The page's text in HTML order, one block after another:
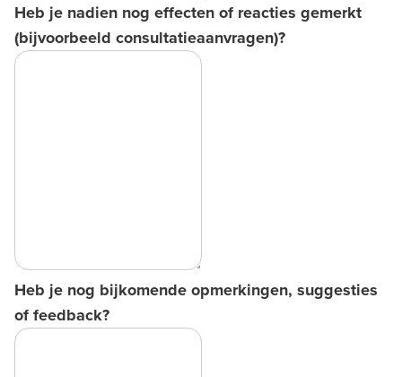
Heb je nadien nog effecten of reacties gemerkt
(bijvoorbeeld consultatieaanvragen)?
Heb je nog bijkomende opmerkingen, suggesties
of feedback?